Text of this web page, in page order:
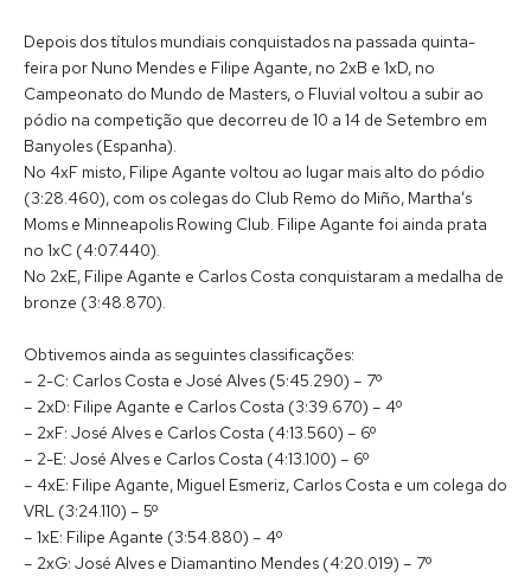
Depois dos títulos mundiais conquistados na passada quinta-
feira por Nuno Mendes e Filipe Agante, no 2xB e 1xD, no
Campeonato do Mundo de Masters, o Fluvial voltou a subir ao
pódio na competição que decorreu de 10 a 14 de Setembro em
Banyoles (Espanha).
No 4xF misto, Filipe Agante voltou ao lugar mais alto do pódio
(3:28.460), com os colegas do Club Remo do Miño, Martha’s
Moms e Minneapolis Rowing Club. Filipe Agante foi ainda prata
no 1xC (4:07.440).
No 2xE, Filipe Agante e Carlos Costa conquistaram a medalha de
bronze (3:48.870).
Obtivemos ainda as seguintes classificações:
– 2-C: Carlos Costa e José Alves (5:45.290) – 7º
– 2xD: Filipe Agante e Carlos Costa (3:39.670) – 4º
– 2xF: José Alves e Carlos Costa (4:13.560) – 6º
– 2-E: José Alves e Carlos Costa (4:13.100) – 6º
– 4xE: Filipe Agante, Miguel Esmeriz, Carlos Costa e um colega do
VRL (3:24.110) – 5º
– 1xE: Filipe Agante (3:54.880) – 4º
– 2xG: José Alves e Diamantino Mendes (4:20.019) – 7º